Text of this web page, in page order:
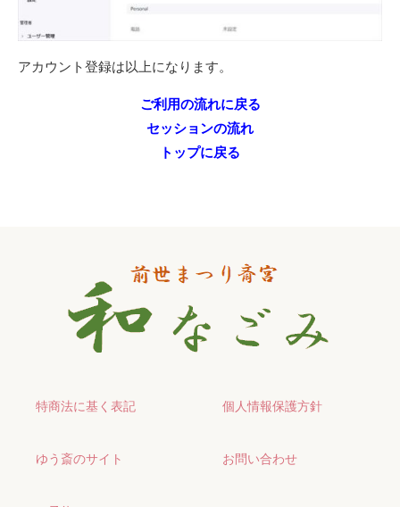
アカウント登録は以上になります。
ご利用の流れに戻る
セッションの流れ
トップに戻る
特商法に基く表記 個人情報保護方針
ゆう斎のサイト お問い合わせ